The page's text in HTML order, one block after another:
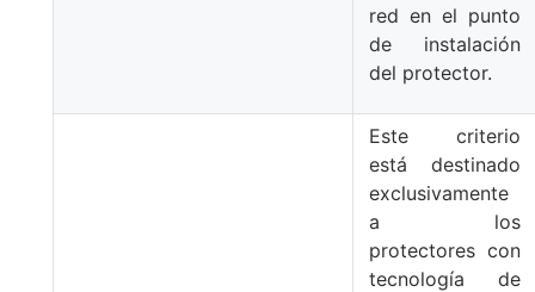
red en el punto
de instalación
del protector.
Este criterio
está destinado
exclusivamente
a los
protectores con
tecnología de